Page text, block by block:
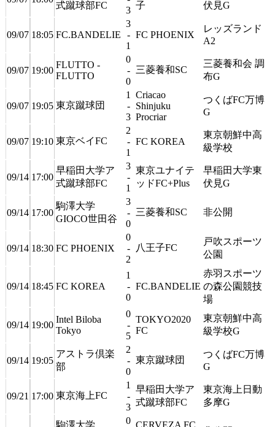
式蹴球部FC
3 子
伏見G
09/07 18:05 FC.BANDELIE
3
-
1
FC PHOENIX
レッズランド
A2
09/07 19:00
FLUTTO -
FLUTTO
0
-
0
三菱養和SC
三菱養和会 調
布G
09/07 19:05 東京蹴球団
1
-
3
Criacao
Shinjuku
Procriar
つくばFC万博
G
09/07 19:10 東京ベイFC
2
-
1
FC KOREA
東京朝鮮中高
級学校
09/14 17:00
早稲田大学ア
式蹴球部FC
3
-
1
東京ユナイテ
ッドFC+Plus
早稲田大学東
伏見G
09/14 17:00
駒澤大学
GIOCO世田谷
3
-
0
三菱養和SC 非公開
09/14 18:30 FC PHOENIX
0
-
2
八王子FC
戸吹スポーツ
公園
09/14 18:45 FC KOREA
1
-
0
FC.BANDELIE
赤羽スポーツ
の森公園競技
場
09/14 19:00
Intel Biloba
Tokyo
0
-
5
TOKYO2020
FC
東京朝鮮中高
級学校G
09/14 19:05
アストラ倶楽
部
2
-
0
東京蹴球団
つくばFC万博
G
09/21 17:00 東京海上FC
1
-
3
早稲田大学ア
式蹴球部FC
東京海上日動
多摩G
駒澤大学
0 CERVEZA FC